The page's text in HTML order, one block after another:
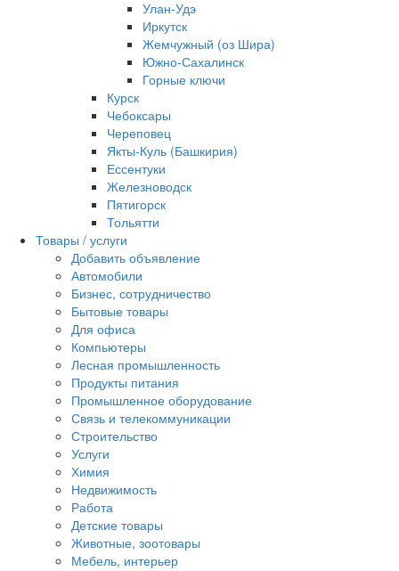
Улан-Удэ
Иркутск
Жемчужный (оз Шира)
Южно‐Сахалинск
Горные ключи
Курск
Чебоксары
Череповец
Якты-Куль (Башкирия)
Ессентуки
Железноводск
Пятигорск
Тольятти
Товары / услуги
Добавить объявление
Автомобили
Бизнес, сотрудничество
Бытовые товары
Для офиса
Компьютеры
Лесная промышленность
Продукты питания
Промышленное оборудование
Связь и телекоммуникации
Строительство
Услуги
Химия
Недвижимость
Работа
Детские товары
Животные, зоотовары
Мебель, интерьер